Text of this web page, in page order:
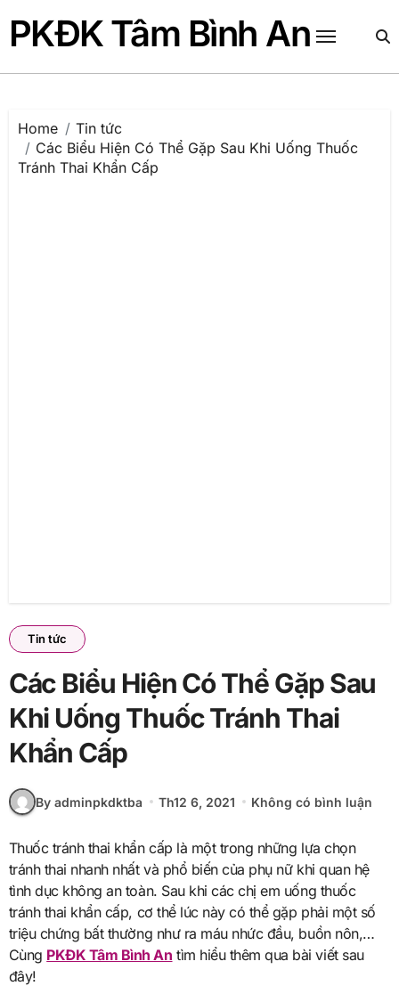
content
PKĐK Tâm Bình An
Home
Tin tức
Các Biểu Hiện Có Thể Gặp Sau Khi Uống Thuốc
Tránh Thai Khẩn Cấp
Tin tức
Các Biểu Hiện Có Thể Gặp Sau
Khi Uống Thuốc Tránh Thai
Khẩn Cấp
By adminpkdktba Th12 6, 2021 Không có bình luận
Thuốc tránh thai khẩn cấp là một trong những lựa chọn
tránh thai nhanh nhất và phổ biến của phụ nữ khi quan hệ
tình dục không an toàn. Sau khi các chị em uống thuốc
tránh thai khẩn cấp, cơ thể lúc này có thể gặp phải một số
triệu chứng bất thường như ra máu nhức đầu, buồn nôn,…
Cùng PKĐK Tâm Bình An tìm hiểu thêm qua bài viết sau
đây!